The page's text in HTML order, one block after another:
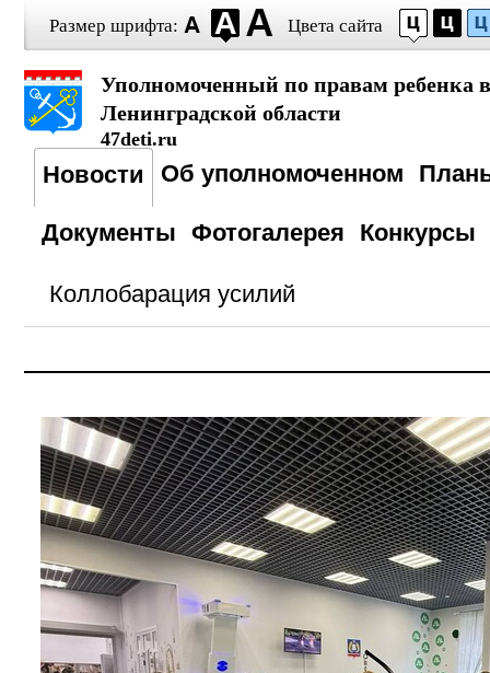
Размер шрифта: Цвета сайта
Уполномоченный по правам ребенка в
Ленинградской области
47deti.ru
Новости Об уполномоченном
Документы Фотогалерея Конкурсы
Коллобарация усилий